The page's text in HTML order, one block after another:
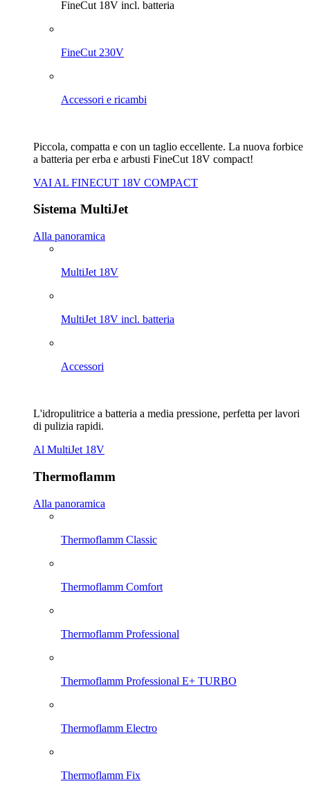
FineCut 18V incl. batteria
FineCut 230V
Accessori e ricambi
Piccola, compatta e con un taglio eccellente. La nuova forbice
a batteria per erba e arbusti FineCut 18V compact!
VAI AL FINECUT 18V COMPACT
Sistema MultiJet
Alla panoramica
MultiJet 18V
MultiJet 18V incl. batteria
Accessori
L'idropulitrice a batteria a media pressione, perfetta per lavori
di pulizia rapidi.
Al MultiJet 18V
Thermoflamm
Alla panoramica
Thermoflamm Classic
Thermoflamm Comfort
Thermoflamm Professional
Thermoflamm Professional E+ TURBO
Thermoflamm Electro
Thermoflamm Fix